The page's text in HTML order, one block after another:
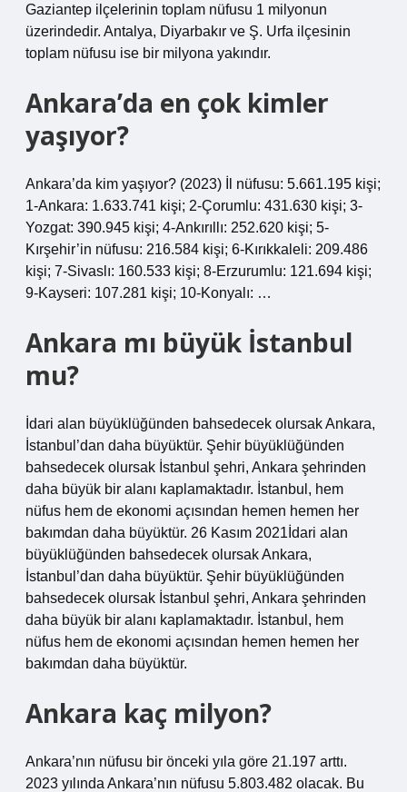
Gaziantep ilçelerinin toplam nüfusu 1 milyonun
üzerindedir. Antalya, Diyarbakır ve Ş. Urfa ilçesinin
toplam nüfusu ise bir milyona yakındır.
Ankara’da en çok kimler
yaşıyor?
Ankara’da kim yaşıyor? (2023) İl nüfusu: 5.661.195 kişi;
1-Ankara: 1.633.741 kişi; 2-Çorumlu: 431.630 kişi; 3-
Yozgat: 390.945 kişi; 4-Ankırıllı: 252.620 kişi; 5-
Kırşehir’in nüfusu: 216.584 kişi; 6-Kırıkkaleli: 209.486
kişi; 7-Sivaslı: 160.533 kişi; 8-Erzurumlu: 121.694 kişi;
9-Kayseri: 107.281 kişi; 10-Konyalı: …
Ankara mı büyük İstanbul
mu?
İdari alan büyüklüğünden bahsedecek olursak Ankara,
İstanbul’dan daha büyüktür. Şehir büyüklüğünden
bahsedecek olursak İstanbul şehri, Ankara şehrinden
daha büyük bir alanı kaplamaktadır. İstanbul, hem
nüfus hem de ekonomi açısından hemen hemen her
bakımdan daha büyüktür. 26 Kasım 2021İdari alan
büyüklüğünden bahsedecek olursak Ankara,
İstanbul’dan daha büyüktür. Şehir büyüklüğünden
bahsedecek olursak İstanbul şehri, Ankara şehrinden
daha büyük bir alanı kaplamaktadır. İstanbul, hem
nüfus hem de ekonomi açısından hemen hemen her
bakımdan daha büyüktür.
Ankara kaç milyon?
Ankara’nın nüfusu bir önceki yıla göre 21.197 arttı.
2023 yılında Ankara’nın nüfusu 5.803.482 olacak. Bu